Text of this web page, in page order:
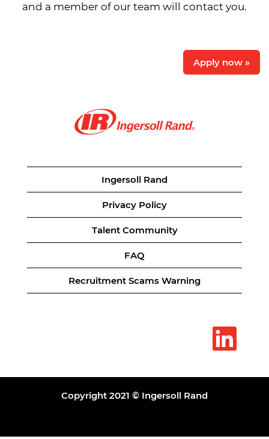
and a member of our team will contact you.
Apply now »
Ingersoll Rand
Privacy Policy
Talent Community
FAQ
Recruitment Scams Warning
O
a
Copyright 2021 © Ingersoll Rand